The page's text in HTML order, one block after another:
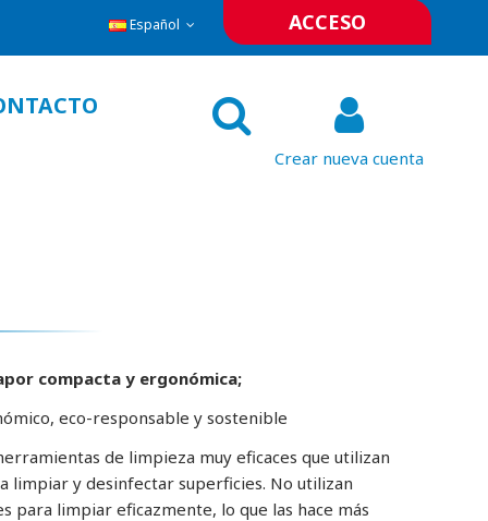
Español ACCESO
Crear nueva cuenta
compacta y ergonómica;
eco-responsable y sostenible
de limpieza muy eficaces que utilizan
limpiar y desinfectar superficies. No utilizan
para limpiar eficazmente, lo que las hace más